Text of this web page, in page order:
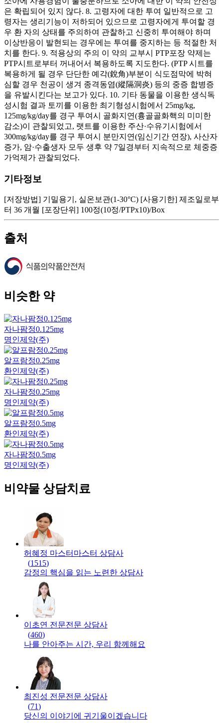
은 확립되어 있지 않다. 8. 고령자에 대한 투여 일반적으로 고
령자는 생리기능이 저하되어 있으므로 고령자에게 투여할 경
우 환 자의 상태를 주의하여 관찰하고 신중히 투여해야 하며
이상반응이 발현되는 경우에는 투여를 중지하는 등 적절한 처
치를 한다. 9. 적용상의 주의 이 약의 교부시 PTP포장 약제는
PTP시트로부터 꺼내어서 복용하도록 지도한다. (PTP 시트를
복용하게 될 경우 단단한 예각(銳角)부분이 식도점막에 박혀
심할 경우 천공이 생겨 종격동염(縱隔洞炎) 등의 중증 합병증
을 유발시킨다는 보고가 있다. 10. 기타 동물을 이용한 생식독
성시험 결과 토끼를 이용한 최기형성시험에서 25mg/kg,
125mg/kg/day를 경구 투여시 골화지연(흉골골화핵의 미미한
감소)이 관찰되었고, 랫트를 이용한 주산·수유기시험에서
300mg/kg/day를 경구 투여시 분만지연(임신기간 연장), 사산자
증가, 암·수출생자 모두 생후 약 7일경부터 지속적으로 체중증
가억제가 관찰되었다.
기타정보
[저장방법] 기밀용기, 실온보관(1-30°C) [사용기한] 제조일로부
터 36 개월 [포장단위] 100정(10정/PTPx10)/Box
출처
비슷한 약
자나팜정0.125mg
명인제약(주)
알프람정0.25mg
환인제약(주)
자나팜정0.25mg
명인제약(주)
알프람정0.5mg
환인제약(주)
자나팜정0.5mg
명인제약(주)
비약물 상담치료
허혜정 마스터 마스터 상담사
(1515)
감정의 핵심을 읽는 노련한 상담사
이초연 전문전문 상담사
(460)
나를 안아주는 시간, 우리 함께해요
최진성 전문전문 상담사
(71)
당신의 이야기에 귀기울이겠습니다